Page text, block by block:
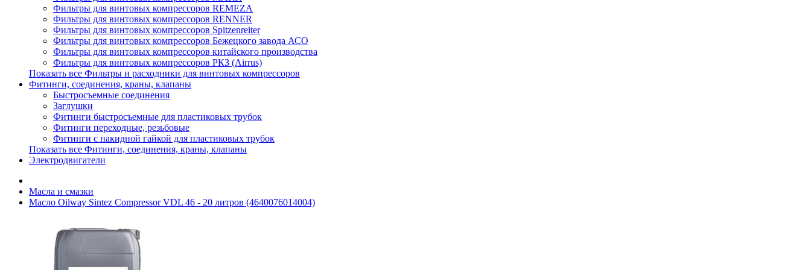
Фильтры для винтовых компрессоров REMEZA
Фильтры для винтовых компрессоров RENNER
Фильтры для винтовых компрессоров Spitzenreiter
Фильтры для винтовых компрессоров Бежецкого завода АСО
Фильтры для винтовых компрессоров китайского производства
Фильтры для винтовых компрессоров РКЗ (Airrus)
Показать все Фильтры и расходники для винтовых компрессоров
Фитинги, соединения, краны, клапаны
Быстросъемные соединения
Заглушки
Фитинги быстросъемные для пластиковых трубок
Фитинги переходные, резьбовые
Фитинги с накидной гайкой для пластиковых трубок
Показать все Фитинги, соединения, краны, клапаны
Электродвигатели
Масла и смазки
Масло Oilway Sintez Compressor VDL 46 - 20 литров (4640076014004)